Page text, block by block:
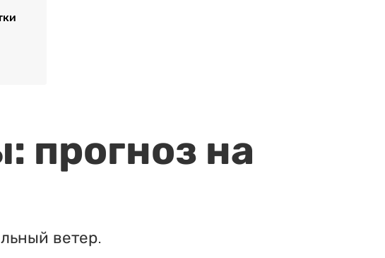
прогноз на
ветер.